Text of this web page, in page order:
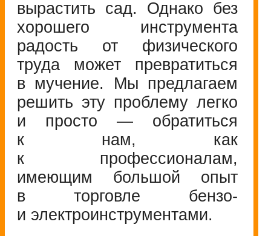
вырастить сад. Однако без
хорошего инструмента
радость от физического
труда может превратиться
в мучение. Мы предлагаем
решить эту проблему легко
и просто — обратиться
к нам, как
к профессионалам,
имеющим большой опыт
в торговле бензо-
и электроинструментами.